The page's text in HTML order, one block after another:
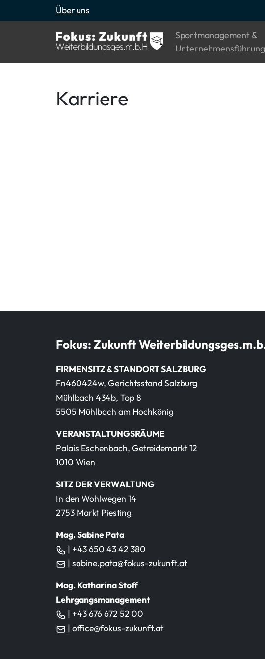
Über uns
Sportmanagement &
Unternehmensführung
Karriere
Fokus: Zukunft
FIRMENSITZ & STANDORT SALZBURG
Fn460424w, Gerichtsstand Salzburg
Mühlbach 434b, Top 8
5505 Mühlbach am Hochkönig
VERANSTALTUNGSRÄUME
Palais Eschenbach, Getreidemarkt 12
1010 Wien
SITZ DER VERWALTUNG
In den Wohlwegen 14
2753 Markt Piesting
Mag. Sabine Pata
| +43 650 43 42 380
| sabine.pata@fokus-zukunft.at
Mag. Katharina Stoff
Lehrgangsmanagement
| +43 676 672 52 00
| office@fokus-zukunft.at